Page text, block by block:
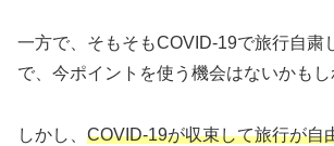
一方で、そもそもCOVID-19で旅行自粛
で、今ポイントを使う機会はないかもし
しかし、 COVID-19が収束して旅行が自